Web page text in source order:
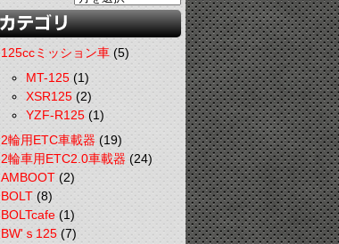
125ccミッション車(5)
MT-125(1)
XSR125(2)
YZF-R125(1)
2輪用ETC車載器(19)
2輪車用ETC2.0車載器(24)
AMBOOT(2)
BOLT(8)
BOLTcafe(1)
BW'ｓ125(7)